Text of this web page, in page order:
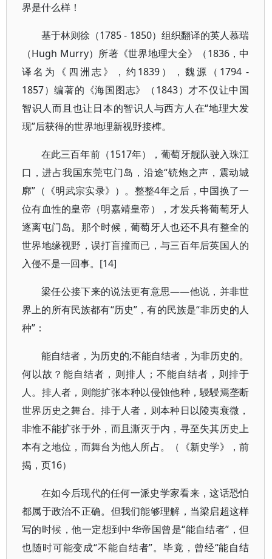
界是什么样！
基于林则徐（1785 - 1850）组织翻译的英人慕瑞
（Hugh Murry）所著《世界地理大全》（1836，中
译名为《四洲志》，约1839），魏源（1794 -
1857）编著的《海国图志》（1843）才不仅让中国
智识人而且也让日本的智识人与西方人在“地理大发
现”后获得的世界地理新视野接榫。
在此三百年前（1517年），葡萄牙舰队驶入珠江
口，进占我国东莞屯门岛，沿途“铳炮之声，震动城
廓”（《明武宗实录》）。整整4年之后，中国换了一
位有血性的皇帝（明嘉靖皇帝），才发兵将葡萄牙人
逐离屯门岛。那个时候，葡萄牙人也还不具有整全的
世界地缘视野，误打盲撞而已，与三百年后英国人的
入侵不是一回事。[14]
梁任公接下来的说法更有意思——他说，并非世
界上的所有民族都有“历史”，有的民族是“非历史的人
种”：
能自结者，为历史的;不能自结者，为非历史的。
何以故？能自结者，则排人；不能自结者，则排于
人。排人者，则能扩张本种以侵蚀他种，駸駸焉垄断
世界历史之舞台。排于人者，则本种日以陵夷衰微，
非惟不能扩张于外，而且澌灭于内，寻至失其历史上
本有之地位，而舞台为他人所占。（《新史学》，前
揭，页16）
在如今后现代的任何一派史学家看来，这话恐怕
都属于政治不正确。但我们能够理解，当梁启超这样
写的时候，他一定想到中华帝国曾是“能自结者”，但
也随时可能变成“不能自结者”。毕竟，曾经“能自结